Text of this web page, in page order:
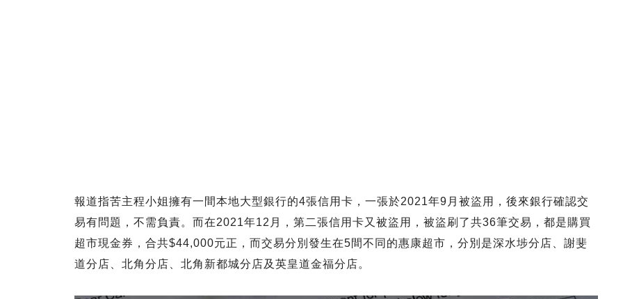
報道指苦主程小姐擁有一間本地大型銀行的4張信用卡，一張於2021年9月被盜用，後來銀行確認交
易有問題，不需負責。而在2021年12月，第二張信用卡又被盜用，被盜刷了共36筆交易，都是購買
超市現金券，合共$44,000元正，而交易分別發生在5間不同的惠康超市，分別是深水埗分店、謝斐
道分店、北角分店、北角新都城分店及英皇道金福分店。